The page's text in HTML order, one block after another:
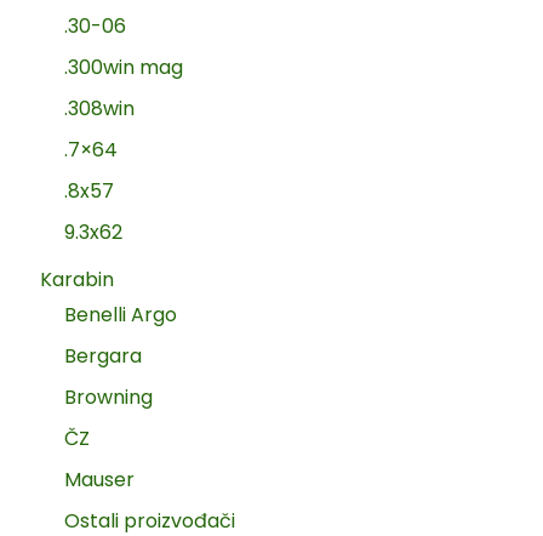
.30-06
.300win mag
.308win
.7×64
.8x57
9.3x62
Karabin
Benelli Argo
Bergara
Browning
ČZ
Mauser
Ostali proizvođači